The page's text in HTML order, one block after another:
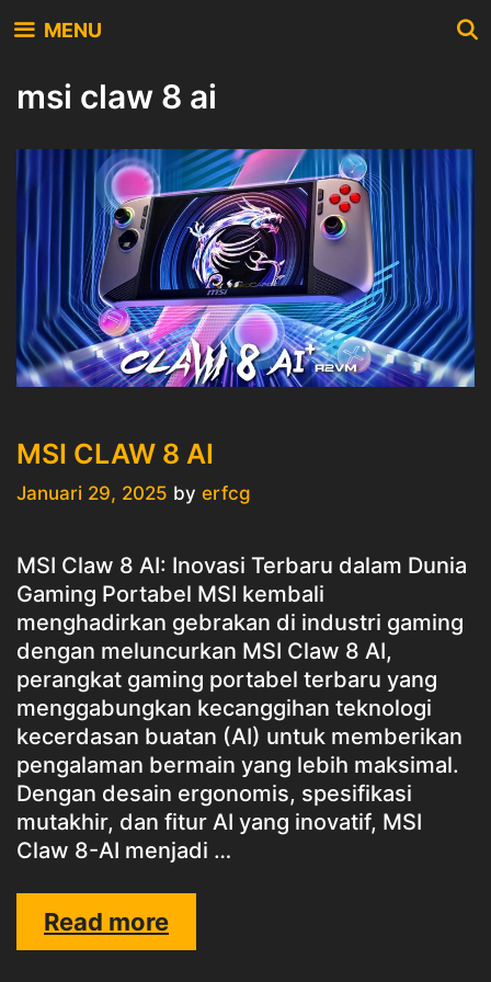
to
MENU
msi claw 8 ai
MSI CLAW 8 AI
Januari 29, 2025 by erfcg
MSI Claw 8 AI: Inovasi Terbaru dalam Dunia
Gaming Portabel MSI kembali
menghadirkan gebrakan di industri gaming
dengan meluncurkan MSI Claw 8 AI,
perangkat gaming portabel terbaru yang
menggabungkan kecanggihan teknologi
kecerdasan buatan (AI) untuk memberikan
pengalaman bermain yang lebih maksimal.
Dengan desain ergonomis, spesifikasi
mutakhir, dan fitur AI yang inovatif, MSI
Claw 8-AI menjadi …
Read moreMSI
CLAW